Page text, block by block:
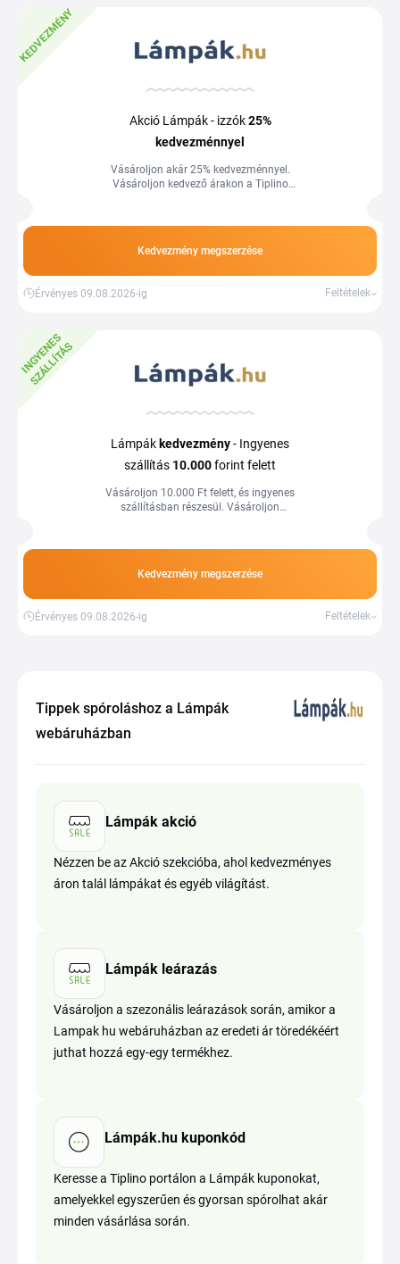
KEDVEZMÉNY
Akció Lámpák - izzók25%
kedvezménnyel
Vásároljon akár 25% kedvezménnyel.
Vásároljon kedvező árakon a Tiplino
Kedvezmény megszerzése
Érvényes 09.08.2026-ig Feltételek
I
N
G
Y
E
N
E
S
S
Z
Á
L
L
Í
T
Á
S
Lámpák kedvezmény- Ingyenes
szállítás 10.000forint felett
Vásároljon 10.000 Ft felett, és ingyenes
szállításban részesül. Vásároljon
Kedvezmény megszerzése
Érvényes 09.08.2026-ig Feltételek
Tippek spóroláshoz a Lámpák
webáruházban
Lámpák akció
Nézzen be az Akció szekcióba, ahol kedvezményes
áron talál lámpákat és egyéb világítást.
Lámpák leárazás
Vásároljon a szezonális leárazások során, amikor a
Lampak hu webáruházban az eredeti ár töredékéért
juthat hozzá egy-egy termékhez.
Lámpák.hu kuponkód
Keresse a Tiplino portálon a Lámpák kuponokat,
amelyekkel egyszerűen és gyorsan spórolhat akár
minden vásárlása során.